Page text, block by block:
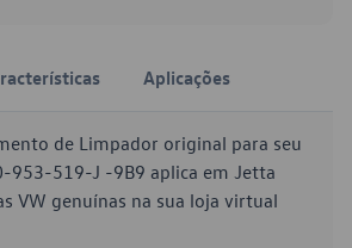
Aplicações
de Limpador original para seu
953-519-J -9B9 aplica em Jetta
VW genuínas na sua loja virtual